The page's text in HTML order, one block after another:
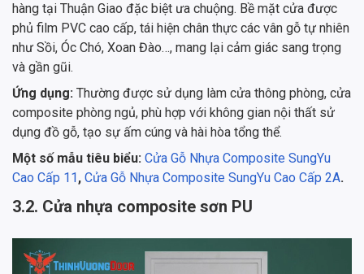
hàng tại Thuận Giao đặc biệt ưa chuộng. Bề mặt cửa được
phủ film PVC cao cấp, tái hiện chân thực các vân gỗ tự nhiên
như Sồi, Óc Chó, Xoan Đào…, mang lại cảm giác sang trọng
và gần gũi.
Ứng dụng: Thường được sử dụng làm cửa thông phòng, cửa
composite phòng ngủ, phù hợp với không gian nội thất sử
dụng đồ gỗ, tạo sự ấm cúng và hài hòa tổng thể.
Một số mẫu tiêu biểu: Cửa Gỗ Nhựa Composite SungYu
Cao Cấp 11, Cửa Gỗ Nhựa Composite SungYu Cao Cấp 2A.
3.2. Cửa nhựa composite sơn PU